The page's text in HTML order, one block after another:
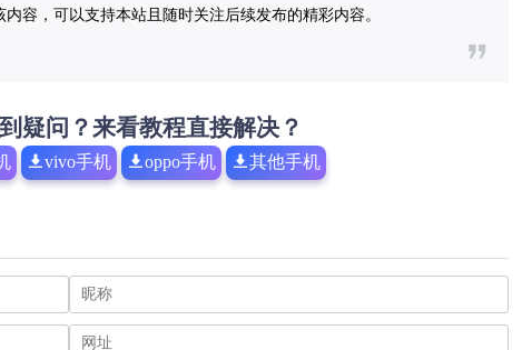
容，可以支持本站且随时关注后续发布的精彩内容。
疑问？来看教程直接解决？
vivo手机 oppo手机 其他手机